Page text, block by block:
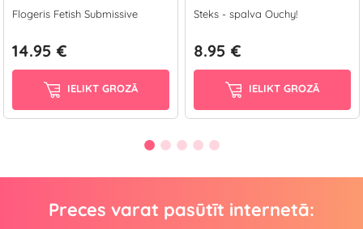
Flogeris Fetish Submissive
14.95 €
IELIKT GROZĀ
Steks - spalva Ouchy!
8.95 €
IELIKT GROZĀ
Preces varat pasūtīt internetā: